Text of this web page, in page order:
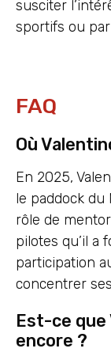
susciter
sportifs ou
FAQ
Où
En 2025,
le paddock du
rôle de
pilotes qu’il a
participation
concentrer
Est-ce que
encore ?